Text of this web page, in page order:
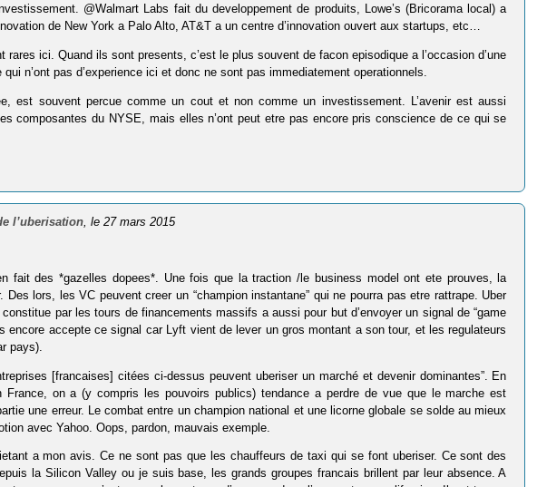
@Walmart Labs fait du developpement de produits, Lowe’s (Bricorama local) a
de New York a Palo Alto, AT&T a un centre d’innovation ouvert aux startups, etc…
ici. Quand ils sont presents, c’est le plus souvent de facon episodique a l’occasion d’une
n’ont pas d’experience ici et donc ne sont pas immediatement operationnels.
est souvent percue comme un cout et non comme un investissement. L’avenir est aussi
composantes du NYSE, mais elles n’ont peut etre pas encore pris conscience de ce qui se
l’uberisation, le 27 mars 2015
fait des *gazelles dopees*. Une fois que la traction /le business model ont ete prouves, la
lors, les VC peuvent creer un “champion instantane” qui ne pourra pas etre rattrape. Uber
par les tours de financements massifs a aussi pour but d’envoyer un signal de “game
encore accepte ce signal car Lyft vient de lever un gros montant a son tour, et les regulateurs
pays).
[francaises] citées ci-dessus peuvent uberiser un marché et devenir dominantes”. En
on a (y compris les pouvoirs publics) tendance a perdre de vue que le marche est
une erreur. Le combat entre un champion national et une licorne globale se solde au mieux
avec Yahoo. Oops, pardon, mauvais exemple.
a mon avis. Ce ne sont pas que les chauffeurs de taxi qui se font uberiser. Ce sont des
la Silicon Valley ou je suis base, les grands groupes francais brillent par leur absence. A